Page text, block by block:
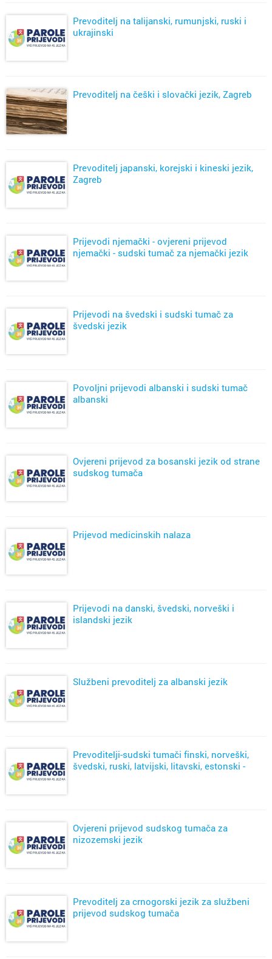
Prevoditelj na talijanski, rumunjski, ruski i
ukrajinski
Prevoditelj na češki i slovački jezik, Zagreb
Prevoditelj japanski, korejski i kineski jezik,
Zagreb
Prijevodi njemački - ovjereni prijevod
njemački - sudski tumač za njemački jezik
Prijevodi na švedski i sudski tumač za
švedski jezik
Povoljni prijevodi albanski i sudski tumač
albanski
Ovjereni prijevod za bosanski jezik od strane
sudskog tumača
Prijevod medicinskih nalaza
Prijevodi na danski, švedski, norveški i
islandski jezik
Službeni prevoditelj za albanski jezik
Prevoditelji-sudski tumači finski, norveški,
švedski, ruski, latvijski, litavski, estonski -
Ovjereni prijevod sudskog tumača za
nizozemski jezik
Prevoditelj za crnogorski jezik za službeni
prijevod sudskog tumača